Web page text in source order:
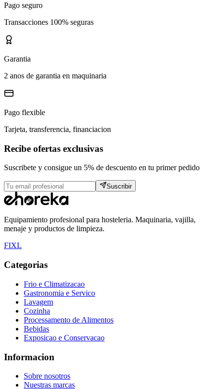
Pago seguro
Transacciones 100% seguras
Garantia
2 anos de garantia en maquinaria
Pago flexible
Tarjeta, transferencia, financiacion
Recibe ofertas exclusivas
Suscribete y consigue un 5% de descuento en tu primer pedido
Suscribir
Equipamiento profesional para hosteleria. Maquinaria, vajilla,
menaje y productos de limpieza.
FIXL
Categorias
Frio e Climatizacao
Gastronomia e Servico
Lavagem
Cozinha
Processamento de Alimentos
Bebidas
Exposicao e Conservacao
Informacion
Sobre nosotros
Nuestras marcas